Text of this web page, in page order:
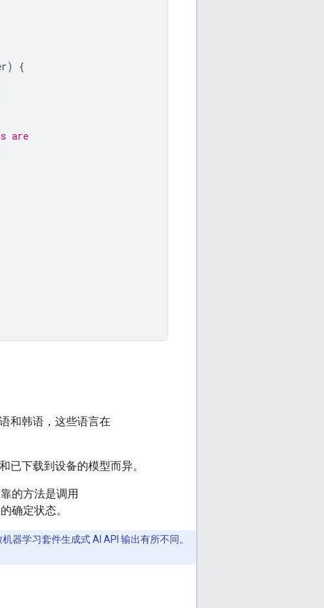
)
{
are
和韩语，这些语言在
已下载到设备的模型而异。
的方法是调用
确定状态。
器学习套件生成式 AI API 输出有所不同。